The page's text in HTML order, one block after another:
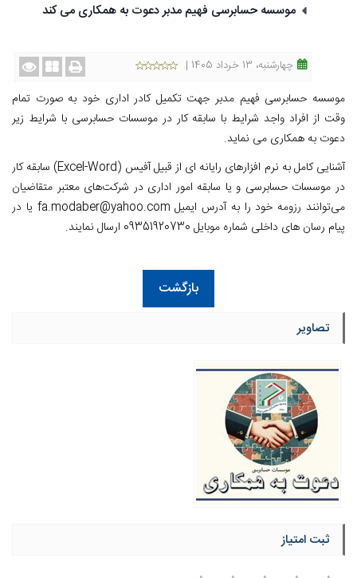
موسسه حسابرسی فهیم مدبر دعوت به همکاری می کند
چهارشنبه، 13 خرداد 1405 |
موسسه حسابرسی فهیم مدبر جهت تکمیل کادر اداری خود به صورت تمام
وقت از افراد واجد شرایط با سابقه کار در موسسات حسابرسی با شرایط زیر
دعوت به همکاری می نماید.
آشنایی کامل به نرم افزارهای رایانه ای از قبیل آفیس (Excel-Word) سابقه کار
در موسسات حسابرسی و یا سابقه امور اداری در شرکت‌های معتبر متقاضیان
می‌توانند رزومه خود را به آدرس ایمیل fa.modaber@yahoo.com یا در
پیام رسان های داخلی شماره موبایل 09351920730 ارسال نمایند.
بازگشت
تصاویر
ثبت امتیاز